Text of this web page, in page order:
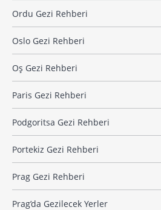
Ordu Gezi Rehberi
Oslo Gezi Rehberi
Oş Gezi Rehberi
Paris Gezi Rehberi
Podgoritsa Gezi Rehberi
Portekiz Gezi Rehberi
Prag Gezi Rehberi
Prag’da Gezilecek Yerler